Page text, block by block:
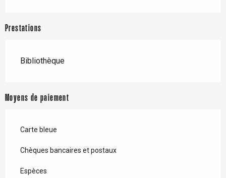
Prestations
Bibliothèque
Moyens de paiement
Carte bleue
Chèques bancaires et postaux
Espèces